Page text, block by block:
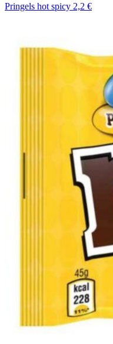
Pringels hot spicy 2,2 €